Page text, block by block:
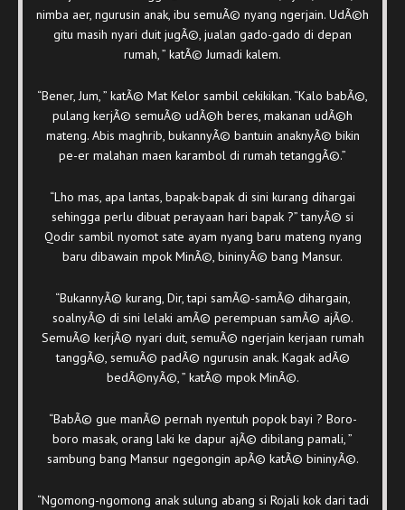
nimba aer, ngurusin anak, ibu semuÃ© nyang ngerjain. UdÃ©h
gitu masih nyari duit jugÃ©, jualan gado-gado di depan
rumah, ” katÃ© Jumadi kalem.
“Bener, Jum, ” katÃ© Mat Kelor sambil cekikikan. “Kalo babÃ©,
pulang kerjÃ© semuÃ© udÃ©h beres, makanan udÃ©h
mateng. Abis maghrib, bukannyÃ© bantuin anaknyÃ© bikin
pe-er malahan maen karambol di rumah tetanggÃ©.”
“Lho mas, apa lantas, bapak-bapak di sini kurang dihargai
sehingga perlu dibuat perayaan hari bapak ?” tanyÃ© si
Qodir sambil nyomot sate ayam nyang baru mateng nyang
baru dibawain mpok MinÃ©, bininyÃ© bang Mansur.
“BukannyÃ© kurang, Dir, tapi samÃ©-samÃ© dihargain,
soalnyÃ© di sini lelaki amÃ© perempuan samÃ© ajÃ©.
SemuÃ© kerjÃ© nyari duit, semuÃ© ngerjain kerjaan rumah
tanggÃ©, semuÃ© padÃ© ngurusin anak. Kagak adÃ©
bedÃ©nyÃ©, ” katÃ© mpok MinÃ©.
“BabÃ© gue manÃ© pernah nyentuh popok bayi ? Boro-
boro masak, orang laki ke dapur ajÃ© dibilang pamali, ”
sambung bang Mansur ngegongin apÃ© katÃ© bininyÃ©.
“Ngomong-ngomong anak sulung abang si Rojali kok dari tadi